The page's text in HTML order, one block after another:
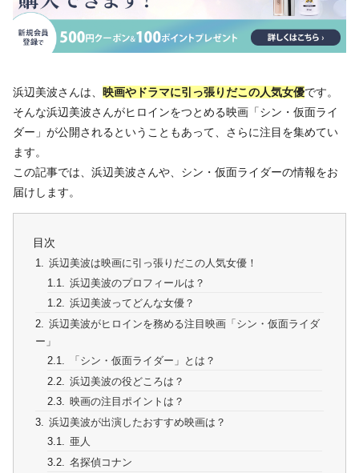
浜辺美波さんは、 映画やドラマに引っ張りだこの人気女優です。
そんな浜辺美波さんがヒロインをつとめる映画「シン・仮面ライ
ダー」が公開されるということもあって、さらに注目を集めてい
ます。
この記事では、浜辺美波さんや、シン・仮面ライダーの情報をお
届けします。
目次
浜辺美波は映画に引っ張りだこの人気女優！
浜辺美波のプロフィールは？
浜辺美波ってどんな女優？
浜辺美波がヒロインを務める注目映画「シン・仮面ライダ
ー」
「シン・仮面ライダー」とは？
浜辺美波の役どころは？
映画の注目ポイントは？
浜辺美波が出演したおすすめ映画は？
亜人
名探偵コナン